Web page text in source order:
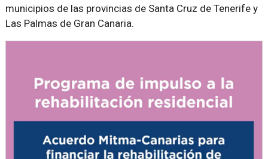
municipios de las provincias de Santa Cruz de Tenerife y
Las Palmas de Gran Canaria.